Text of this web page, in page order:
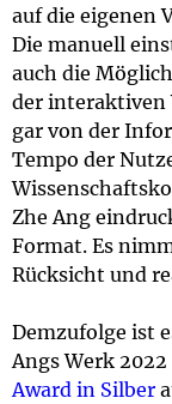
auf die eigenen
Die manuell
auch die
der interaktiven
gar von der
Tempo der
Zhe Ang
Format. Es
Rücksicht und
Demzufolge ist
Angs Werk
Award in Silber